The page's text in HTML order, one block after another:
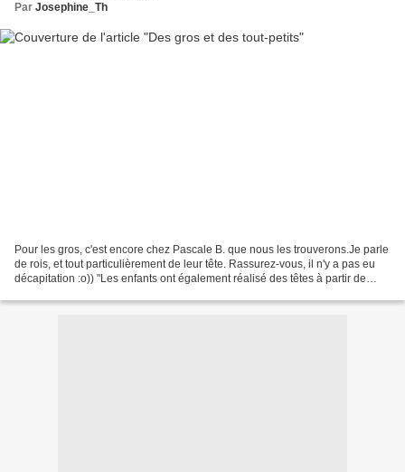
Par Josephine_Th
Pour les gros, c'est encore chez Pascale B. que nous les trouverons.Je parle
de rois, et tout particulièrement de leur tête. Rassurez-vous, il n'y a pas eu
décapitation :o)) "Les enfants ont également réalisé des têtes à partir de